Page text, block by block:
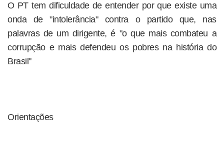
O PT tem dificuldade de entender por que existe uma
onda de "intolerância" contra o partido que, nas
palavras de um dirigente, é "o que mais combateu a
corrupção e mais defendeu os pobres na história do
Brasil"
Orientações